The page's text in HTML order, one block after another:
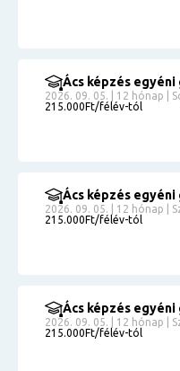
Ács képzés egyéni
2026. 09. 05. | 12 hónap |
215.000Ft/félév-tól
Ács képzés egyéni
2026. 09. 05. | 12 hónap |
215.000Ft/félév-tól
Ács képzés egyéni
2026. 09. 05. | 12 hónap |
215.000Ft/félév-tól